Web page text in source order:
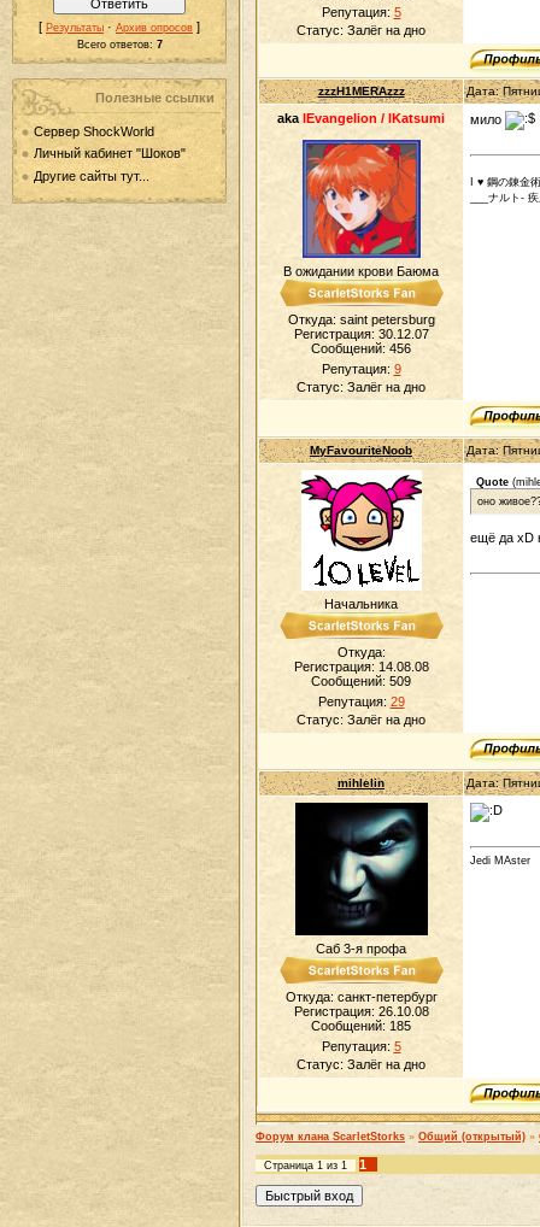
[ Результаты · Архив опросов ]
Всего ответов: 7
Полезные ссылки
Сервер ShockWorld
Личный кабинет "Шоков"
Другие сайты тут...
Репутация: 5
Статус: Залёг на дно
zzzH1MERAzzz Дата:
aka lEvangelion / lKatsumi
В ожидании крови Баюма
Откуда: saint petersburg
Регистрация: 30.12.07
Сообщений: 456
Репутация: 9
Статус: Залёг на дно
мило
I ♥ 鋼の錬金
___ナルト-
MyFavouriteNoob Дата:
Начальника
Откуда:
Регистрация: 14.08.08
Сообщений: 509
Репутация: 29
Статус: Залёг на дно
Quote (
оно
ещё да xD
mihlelin Дата:
Саб 3-я профа
Откуда: санкт-петербург
Регистрация: 26.10.08
Сообщений: 185
Репутация: 5
Статус: Залёг на дно
Jedi MAster
Форум клана ScarletStorks » Общий (открытый) »
Страница 1 из 1 1